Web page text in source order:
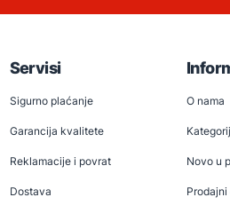
Servisi
Sigurno plaćanje
Garancija kvalitete
Reklamacije i povrat
Dostava
O nama
Novo u